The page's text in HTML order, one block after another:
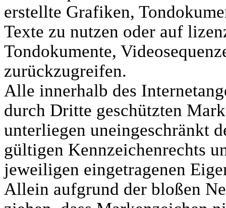
erstellte Grafiken,
Texte zu nutzen oder auf
Tondokumente,
zurückzugreifen.
Alle innerhalb des
durch Dritte geschützten
unterliegen uneingeschränkt
gültigen Kennzeichenrechts
jeweiligen eingetragenen
Allein aufgrund der bloßen